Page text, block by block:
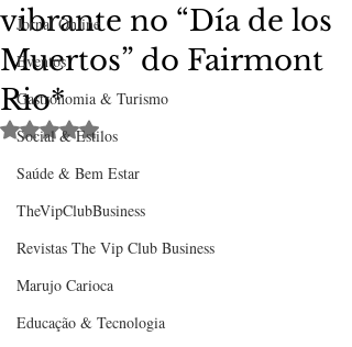
Jornal Online
Eventos
Gastronomia & Turismo
Social & Estilos
Saúde & Bem Estar
TheVipClubBusiness
Revistas The Vip Club Business
Marujo Carioca
Educação & Tecnologia
vibrante no “Día de los
Muertos” do Fairmont
Rio*
Avaliado com NaN de 5 estrelas.